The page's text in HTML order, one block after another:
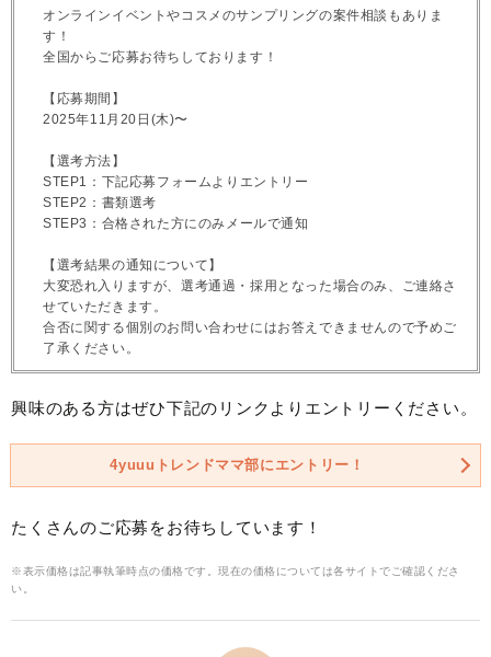
オンラインイベントやコスメのサンプリングの案件相談もありま
す！
全国からご応募お待ちしております！
【応募期間】
2025年11月20日(木)〜
【選考方法】
STEP1：下記応募フォームよりエントリー
STEP2：書類選考
STEP3：合格された方にのみメールで通知
【選考結果の通知について】
大変恐れ入りますが、選考通過・採用となった場合のみ、ご連絡さ
せていただきます。
合否に関する個別のお問い合わせにはお答えできませんので予めご
了承ください。
興味のある方はぜひ下記のリンクよりエントリーください。
4yuuuトレンドママ部にエントリー！
たくさんのご応募をお待ちしています！
※表示価格は記事執筆時点の価格です。現在の価格については各サイトでご確認くださ
い。